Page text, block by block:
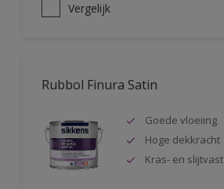
Vergelijk
Rubbol Finura Satin
Goede vloeiing
Hoge dekkracht
Kras- en slijtvast